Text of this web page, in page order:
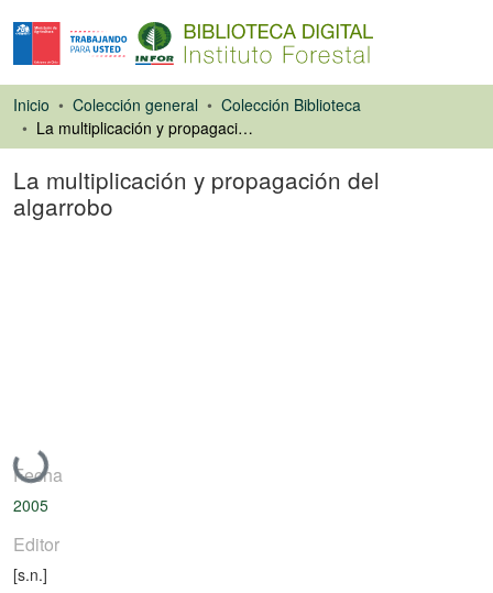
Inicio Colección general
Colección Biblioteca
La multiplicación y propagación del algarrobo
La multiplicación y propagación del
algarrobo
Cargando...
Fecha
2005
Editor
[s.n.]